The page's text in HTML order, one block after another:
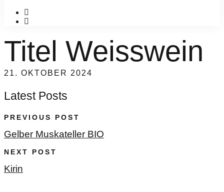
Titel Weisswein
21. OKTOBER 2024
Latest Posts
PREVIOUS POST
Gelber Muskateller BIO
NEXT POST
Kirin